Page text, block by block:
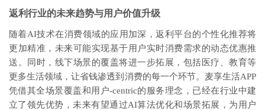
返利行业的未来趋势与用户价值升级
随着AI技术在消费领域的应用加深，返利平台的个性化推荐将
更加精准，未来可能实现基于用户实时消费需求的动态优惠推
送。同时，线下场景的覆盖将进一步拓展，包括医疗、教育等
更多生活领域，让省钱渗透到消费的每一个环节。麦享生活APP
凭借其全场景覆盖和用户-centric的服务理念，已经在行业中建
立了领先优势，未来有望通过AI算法优化和场景拓展，为用户